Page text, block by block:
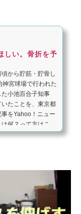
しい。骨折を予
から貯筋・貯骨し
宮球場で行われた
小池百合子知事
たことを、東京都
をYahoo！ニュー
何？って方はこ...